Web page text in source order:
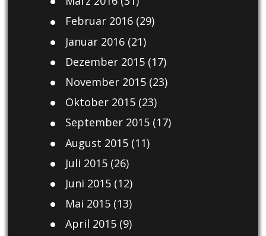
Februar 2016(29)
Januar 2016(21)
Dezember 2015(17)
November 2015(23)
Oktober 2015(23)
September 2015(17)
August 2015(11)
Juli 2015(26)
Juni 2015(12)
Mai 2015(13)
April 2015(9)